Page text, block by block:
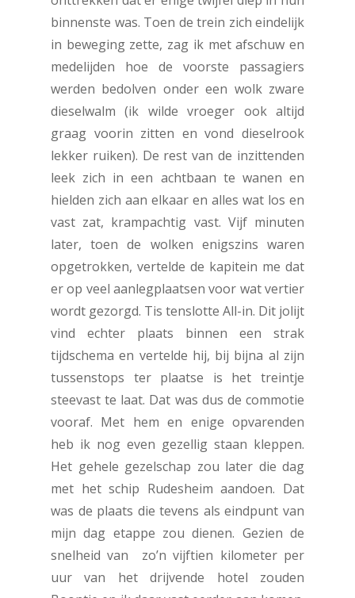
binnenste was. Toen de trein zich eindelijk
in beweging zette, zag ik met afschuw en
medelijden hoe de voorste passagiers
werden bedolven onder een wolk zware
dieselwalm (ik wilde vroeger ook altijd
graag voorin zitten en vond dieselrook
lekker ruiken). De rest van de inzittenden
leek zich in een achtbaan te wanen en
hielden zich aan elkaar en alles wat los en
vast zat, krampachtig vast. Vijf minuten
later, toen de wolken enigszins waren
opgetrokken, vertelde de kapitein me dat
er op veel aanlegplaatsen voor wat vertier
wordt gezorgd. Tis tenslotte All-in. Dit jolijt
vind echter plaats binnen een strak
tijdschema en vertelde hij, bij bijna al zijn
tussenstops ter plaatse is het treintje
steevast te laat. Dat was dus de commotie
vooraf. Met hem en enige opvarenden
heb ik nog even gezellig staan kleppen.
Het gehele gezelschap zou later die dag
met het schip Rudesheim aandoen. Dat
was de plaats die tevens als eindpunt van
mijn dag etappe zou dienen. Gezien de
snelheid van zo’n vijftien kilometer per
uur van het drijvende hotel zouden